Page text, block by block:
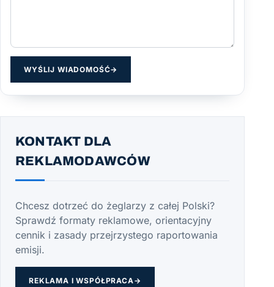
WYŚLIJ WIADOMOŚĆ→
KONTAKT DLA
REKLAMODAWCÓW
Chcesz dotrzeć do żeglarzy z całej Polski?
Sprawdź formaty reklamowe, orientacyjny
cennik i zasady przejrzystego raportowania
emisji.
REKLAMA I WSPÓŁPRACA→